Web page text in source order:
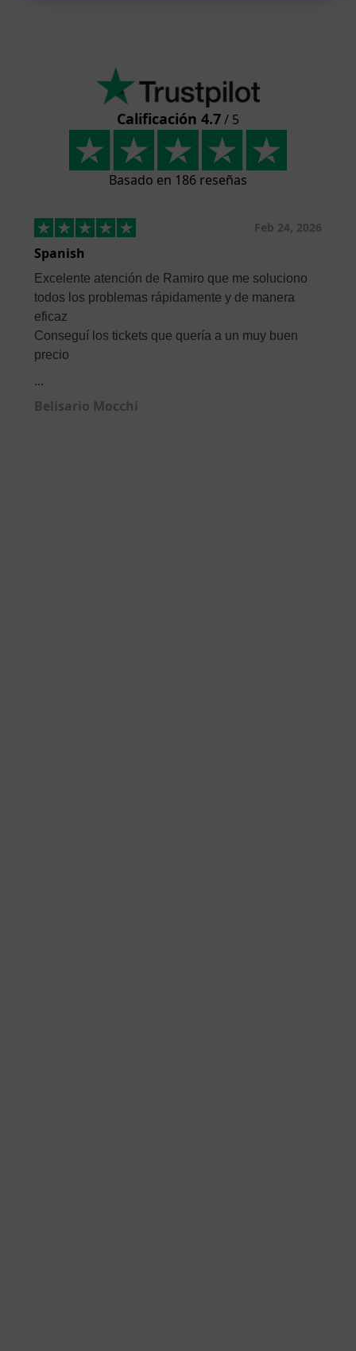
Calificación 4.7/ 5
Basado en 186 reseñas
Feb 24, 2026
Spanish
Excelente atención de Ramiro que me soluciono
todos los problemas rápidamente y de manera
eficaz
Conseguí los tickets que quería a un muy buen
precio
...
Belisario Mocchi